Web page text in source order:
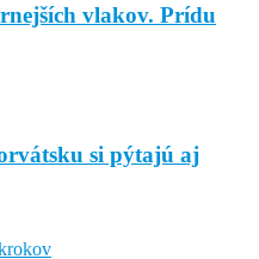
vlakov. Prídu
si pýtajú aj